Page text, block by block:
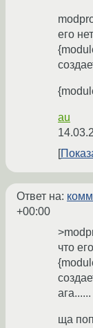
его
au
Ответ на:
+00:00
что
ща